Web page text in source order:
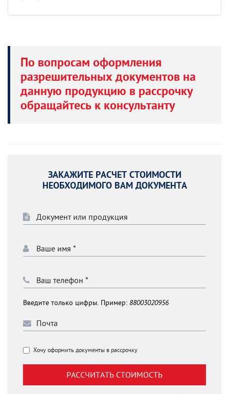
По вопросам оформления
разрешительных документов на
данную продукцию в рассрочку
обращайтесь к консультанту
ЗАКАЖИТЕ РАСЧЕТ СТОИМОСТИ
НЕОБХОДИМОГО ВАМ ДОКУМЕНТА
Введите только цифры. Пример: 88003020956
Хочу оформить документы в рассрочку
РАССЧИТАТЬ СТОИМОСТЬ